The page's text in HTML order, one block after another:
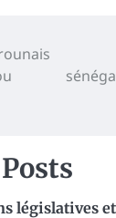
législatives